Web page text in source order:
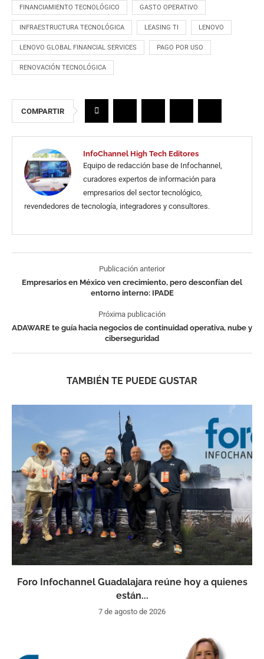
FINANCIAMIENTO TECNOLÓGICO GASTO OPERATIVO
INFRAESTRUCTURA TECNOLÓGICA LEASING TI LENOVO
LENOVO GLOBAL FINANCIAL SERVICES PAGO POR USO
RENOVACIÓN TECNOLÓGICA
COMPARTIR
InfoChannel High Tech Editores
Equipo de redacción base de Infochannel,
curadores expertos de información para
empresarios del sector tecnológico,
revendedores de tecnología, integradores y consultores.
Publicación anterior
Empresarios en México ven crecimiento, pero desconfían del
entorno interno: IPADE
Próxima publicación
ADAWARE te guía hacia negocios de continuidad operativa, nube y
ciberseguridad
TAMBIÉN TE PUEDE GUSTAR
Foro Infochannel Guadalajara reúne hoy a quienes
están...
7 de agosto de 2026